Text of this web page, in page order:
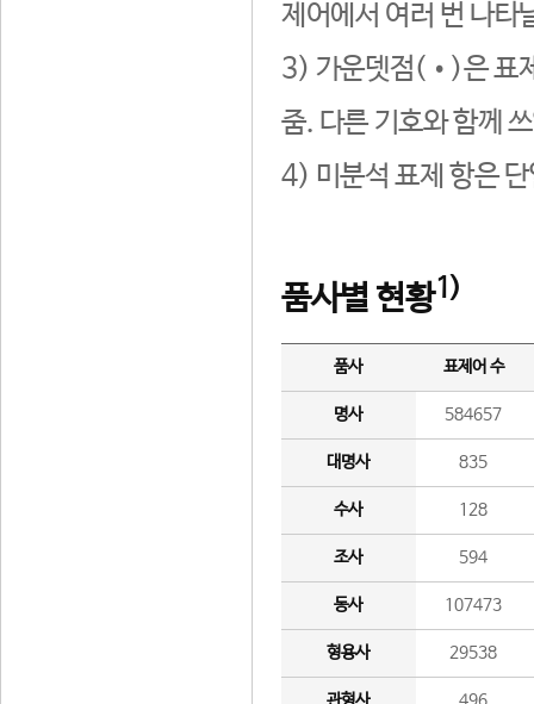
제어에서 여러 번 나타
3) 가운뎃점(•)은 표
줌. 다른 기호와 함께
4) 미분석 표제 항은
품사별 현황1)
품사 표제어 수
명사 584657
대명사 835
수사 128
조사 594
동사 107473
형용사 29538